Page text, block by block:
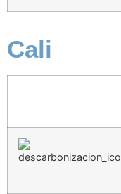
Cali